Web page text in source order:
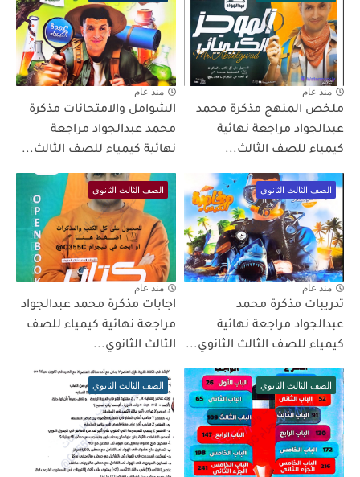
منذ عام
ملخص المنهج مذكرة محمد
عبدالجواد مراجعة نهائية
كيمياء للصف الثالث...
منذ عام
الشوامل والامتحانات مذكرة
محمد عبدالجواد مراجعة
نهائية كيمياء للصف الثالث...
الصف الثالث الثانوي
منذ عام
تدريبات مذكرة محمد
عبدالجواد مراجعة نهائية
كيمياء للصف الثالث الثانوي...
الصف الثالث الثانوي
منذ عام
اجابات مذكرة محمد عبدالجواد
مراجعة نهائية كيمياء للصف
الثالث الثانوي...
الصف الثالث الثانوي الصف الثالث الثانوي